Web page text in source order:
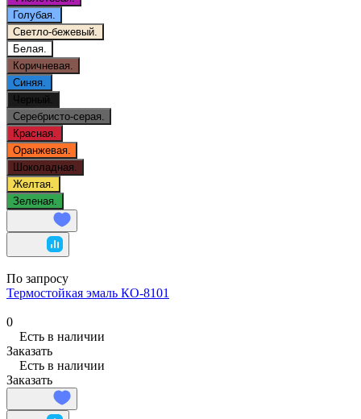
Голубая.
Светло-бежевый.
Белая.
Коричневая.
Синяя.
Черный.
Серебристо-серая.
Красная.
Оранжевая.
Шоколадная.
Желтая.
Зеленая.
По запросу
Термостойкая эмаль КО-8101
0
Есть в наличии
Заказать
Есть в наличии
Заказать